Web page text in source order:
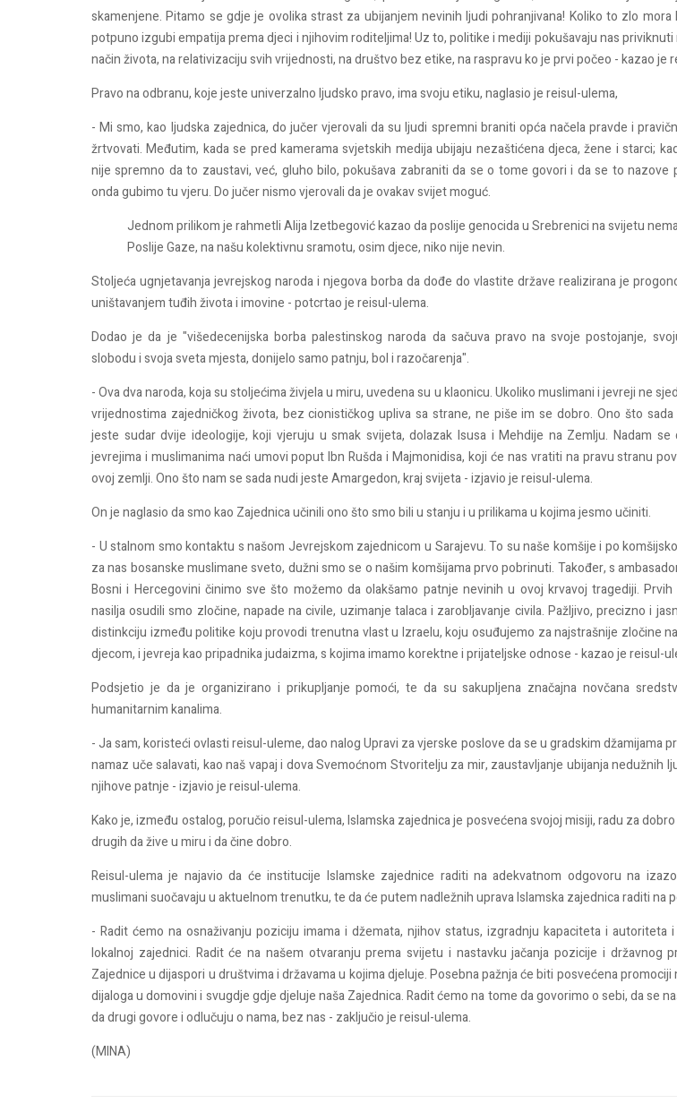
skamenjene. Pitamo se gdje je ovolika strast za ubijanjem nevinih ljudi pohranjivana! Koliko to zlo mora
potpuno izgubi empatija prema djeci i njihovim roditeljima! Uz to, politike i mediji pokušavaju nas
način života, na relativizaciju svih vrijednosti, na društvo bez etike, na raspravu ko je prvi počeo - kazao je
Pravo na odbranu, koje jeste univerzalno ljudsko pravo, ima svoju etiku, naglasio je reisul-ulema,
- Mi smo, kao ljudska zajednica, do jučer vjerovali da su ljudi spremni braniti opća načela pravde i
žrtvovati. Međutim, kada se pred kamerama svjetskih medija ubijaju nezaštićena djeca, žene i starci;
nije spremno da to zaustavi, već, gluho bilo, pokušava zabraniti da se o tome govori i da se to nazove
onda gubimo tu vjeru. Do jučer nismo vjerovali da je ovakav svijet moguć.
Jednom prilikom je rahmetli Alija Izetbegović kazao da poslije genocida u Srebrenici na svijetu
Poslije Gaze, na našu kolektivnu sramotu, osim djece, niko nije nevin.
Stoljeća ugnjetavanja jevrejskog naroda i njegova borba da dođe do vlastite države realizirana je
uništavanjem tuđih života i imovine - potcrtao je reisul-ulema.
Dodao je da je "višedecenijska borba palestinskog naroda da sačuva pravo na svoje postojanje,
slobodu i svoja sveta mjesta, donijelo samo patnju, bol i razočarenja".
- Ova dva naroda, koja su stoljećima živjela u miru, uvedena su u klaonicu. Ukoliko muslimani i jevreji ne
vrijednostima zajedničkog života, bez cionističkog upliva sa strane, ne piše im se dobro. Ono što
jeste sudar dvije ideologije, koji vjeruju u smak svijeta, dolazak Isusa i Mehdije na Zemlju. Nadam
jevrejima i muslimanima naći umovi poput Ibn Rušda i Majmonidisa, koji će nas vratiti na pravu stranu
ovoj zemlji. Ono što nam se sada nudi jeste Amargedon, kraj svijeta - izjavio je reisul-ulema.
On je naglasio da smo kao Zajednica učinili ono što smo bili u stanju i u prilikama u kojima jesmo učiniti.
- U stalnom smo kontaktu s našom Jevrejskom zajednicom u Sarajevu. To su naše komšije i po
za nas bosanske muslimane sveto, dužni smo se o našim komšijama prvo pobrinuti. Također, s
Bosni i Hercegovini činimo sve što možemo da olakšamo patnje nevinih u ovoj krvavoj tragediji. Prvih
nasilja osudili smo zločine, napade na civile, uzimanje talaca i zarobljavanje civila. Pažljivo, precizno i
distinkciju između politike koju provodi trenutna vlast u Izraelu, koju osuđujemo za najstrašnije zločine
djecom, i jevreja kao pripadnika judaizma, s kojima imamo korektne i prijateljske odnose - kazao je reisul-
Podsjetio je da je organizirano i prikupljanje pomoći, te da su sakupljena značajna novčana
humanitarnim kanalima.
- Ja sam, koristeći ovlasti reisul-uleme, dao nalog Upravi za vjerske poslove da se u gradskim džamijama
namaz uče salavati, kao naš vapaj i dova Svemoćnom Stvoritelju za mir, zaustavljanje ubijanja nedužnih
njihove patnje - izjavio je reisul-ulema.
Kako je, između ostalog, poručio reisul-ulema, Islamska zajednica je posvećena svojoj misiji, radu za
drugih da žive u miru i da čine dobro.
Reisul-ulema je najavio da će institucije Islamske zajednice raditi na adekvatnom odgovoru na
muslimani suočavaju u aktuelnom trenutku, te da će putem nadležnih uprava Islamska zajednica raditi na
- Radit ćemo na osnaživanju poziciju imama i džemata, njihov status, izgradnju kapaciteta i autoriteta
lokalnoj zajednici. Radit će na našem otvaranju prema svijetu i nastavku jačanja pozicije i državnog
Zajednice u dijaspori u društvima i državama u kojima djeluje. Posebna pažnja će biti posvećena
dijaloga u domovini i svugdje gdje djeluje naša Zajednica. Radit ćemo na tome da govorimo o sebi, da se
da drugi govore i odlučuju o nama, bez nas - zaključio je reisul-ulema.
(MINA)